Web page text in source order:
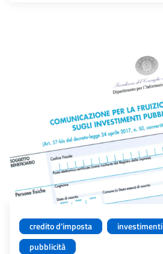
credito d'imposta
investimenti
pubblicità